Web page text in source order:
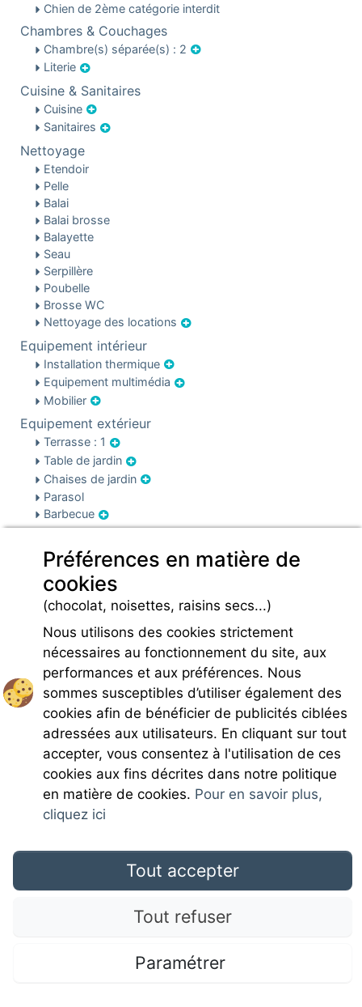
Chien de 2ème catégorie interdit
Chambres & Couchages
Chambre(s) séparée(s) : 2
Literie
Cuisine & Sanitaires
Cuisine
Sanitaires
Nettoyage
Etendoir
Pelle
Balai
Balai brosse
Balayette
Seau
Serpillère
Poubelle
Brosse WC
Nettoyage des locations
Equipement intérieur
Installation thermique
Equipement multimédia
Mobilier
Equipement extérieur
Terrasse : 1
Table de jardin
Chaises de jardin
Parasol
Barbecue
Parking
Infos pré et post réservation
Caution locative
Charges
Rejoignez-nous
CGU
Campingdirectspecialce.com © 2017 Camping Direct; all rights reserved. All media and
pictures are property of their respective owners.
Préférences en matière de
cookies
(chocolat, noisettes, raisins secs...)
Nous utilisons des cookies strictement
nécessaires au fonctionnement du site, aux
performances et aux préférences. Nous
sommes susceptibles d’utiliser également des
cookies afin de bénéficier de publicités ciblées
adressées aux utilisateurs. En cliquant sur tout
accepter, vous consentez à l'utilisation de ces
cookies aux fins décrites dans notre politique
en matière de cookies. Pour en savoir plus,
cliquez ici
Tout accepter
Tout refuser
Paramétrer